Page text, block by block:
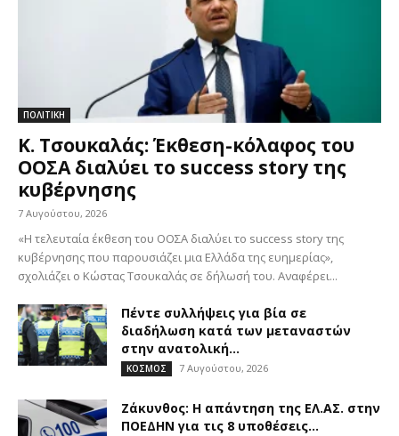
ΠΟΛΙΤΙΚΗ
Κ. Τσουκαλάς: Έκθεση-κόλαφος του
ΟΟΣΑ διαλύει το success story της
κυβέρνησης
7 Αυγούστου, 2026
«Η τελευταία έκθεση του ΟΟΣΑ διαλύει το success story της
κυβέρνησης που παρουσιάζει μια Ελλάδα της ευημερίας»,
σχολιάζει ο Κώστας Τσουκαλάς σε δήλωσή του. Αναφέρει...
Πέντε συλλήψεις για βία σε
διαδήλωση κατά των μεταναστών
στην ανατολική...
ΚΟΣΜΟΣ 7 Αυγούστου, 2026
Ζάκυνθος: Η απάντηση της ΕΛ.ΑΣ. στην
ΠΟΕΔΗΝ για τις 8 υποθέσεις...